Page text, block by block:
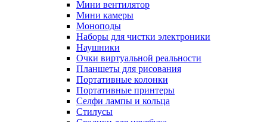
Мини вентилятор
Мини камеры
Моноподы
Наборы для чистки электроники
Наушники
Очки виртуальной реальности
Планшеты для рисования
Портативные колонки
Портативные принтеры
Селфи лампы и кольца
Стилусы